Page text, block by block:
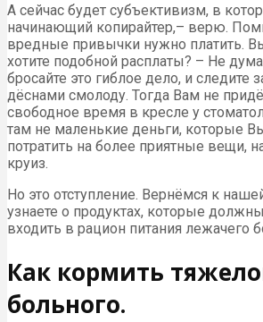
А сейчас будет субъективизм, в
начинающий копирайтер,– верю.
вредные привычки нужно платить.
хотите подобной расплаты? – Не
бросайте это гиблое дело, и следите
дёснами смолоду. Тогда Вам не
свободное время в кресле у
там не маленькие деньги, которые
потратить на более приятные вещи,
круиз.
Но это отступление. Вернёмся к
узнаете о продуктах, которые
входить в рацион питания лежачего
Как кормить
больного.